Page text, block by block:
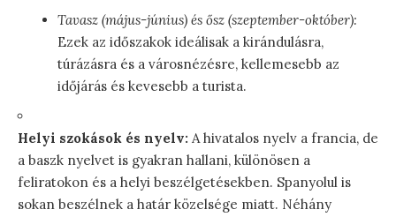
Tavasz (május-június) és ősz (szeptember-október):
Ezek az időszakok ideálisak a kirándulásra,
túrázásra és a városnézésre, kellemesebb az
időjárás és kevesebb a turista.
Helyi szokások és nyelv: A hivatalos nyelv a francia, de
a baszk nyelvet is gyakran hallani, különösen a
feliratokon és a helyi beszélgetésekben. Spanyolul is
sokan beszélnek a határ közelsége miatt. Néhány